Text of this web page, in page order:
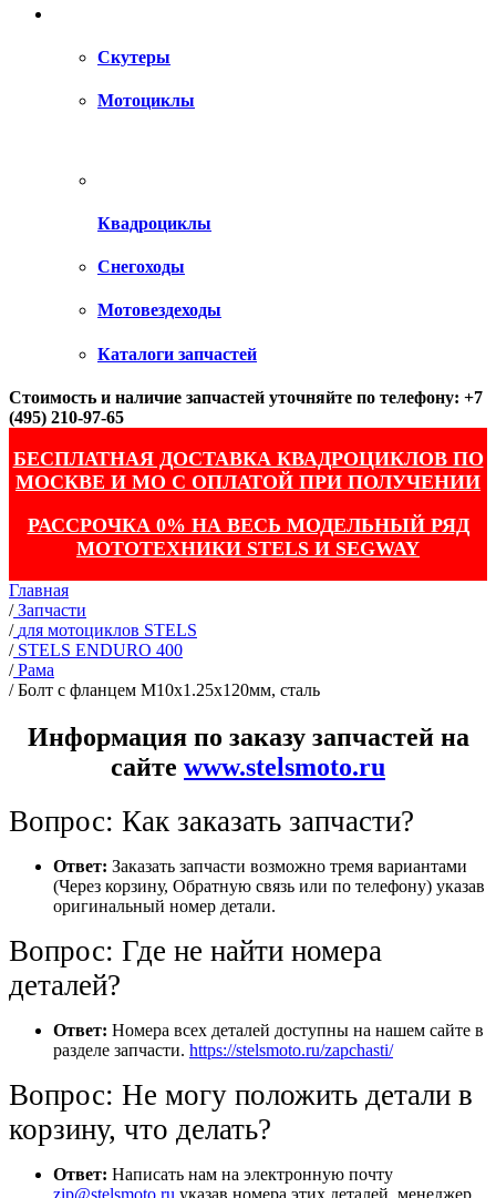
Скутеры
Мотоциклы
Квадроциклы
Снегоходы
Мотовездеходы
Каталоги запчастей
Стоимость и наличие запчастей уточняйте по телефону: +7
(495) 210-97-65
БЕСПЛАТНАЯ ДОСТАВКА КВАДРОЦИКЛОВ ПО
МОСКВЕ И МО С ОПЛАТОЙ ПРИ ПОЛУЧЕНИИ
РАССРОЧКА 0% НА ВЕСЬ МОДЕЛЬНЫЙ РЯД
МОТОТЕХНИКИ STELS И SEGWAY
Главная
/ Запчасти
/ для мотоциклов STELS
/ STELS ENDURO 400
/ Рама
/Болт с фланцем M10х1.25х120мм, сталь
Информация по заказу запчастей на
сайте www.stelsmoto.ru
Вопрос: Как заказать запчасти?
Ответ: Заказать запчасти возможно тремя вариантами
(Через корзину, Обратную связь или по телефону) указав
оригинальный номер детали.
Вопрос: Где не найти номера
деталей?
Ответ: Номера всех деталей доступны на нашем сайте в
разделе запчасти. https://stelsmoto.ru/zapchasti/
Вопрос: Не могу положить детали в
корзину, что делать?
Ответ: Написать нам на электронную почту
zip@stelsmoto.ru указав номера этих деталей, менеджер